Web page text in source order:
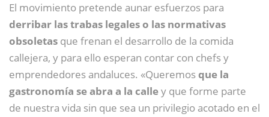
El movimiento pretende aunar esfuerzos para
derribar las trabas legales o las normativas
obsoletas que frenan el desarrollo de la comida
callejera, y para ello esperan contar con chefs y
emprendedores andaluces. «Queremos que la
gastronomía se abra a la calley que forme parte
de nuestra vida sin que sea un privilegio acotado en el